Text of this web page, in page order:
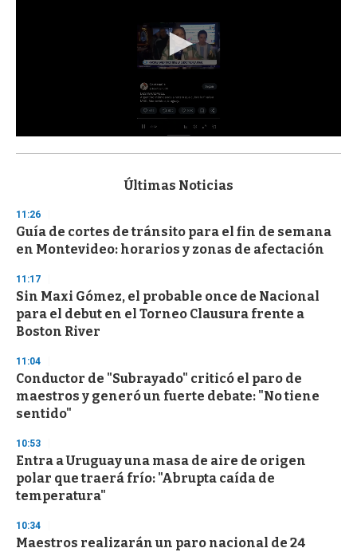
s
d
s
o
f
3
s
e
c
o
d
s
Últimas Noticias
11:26
Guía de cortes de tránsito para el fin de semana
en Montevideo: horarios y zonas de afectación
11:17
Sin Maxi Gómez, el probable once de Nacional
para el debut en el Torneo Clausura frente a
Boston River
11:04
Conductor de "Subrayado" criticó el paro de
maestros y generó un fuerte debate: "No tiene
sentido"
10:53
Entra a Uruguay una masa de aire de origen
polar que traerá frío: "Abrupta caída de
temperatura"
10:34
Maestros realizarán un paro nacional de 24